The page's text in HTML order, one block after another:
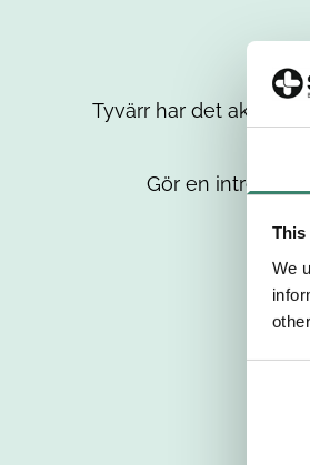
This
We
Tyvärr har det
Gör en